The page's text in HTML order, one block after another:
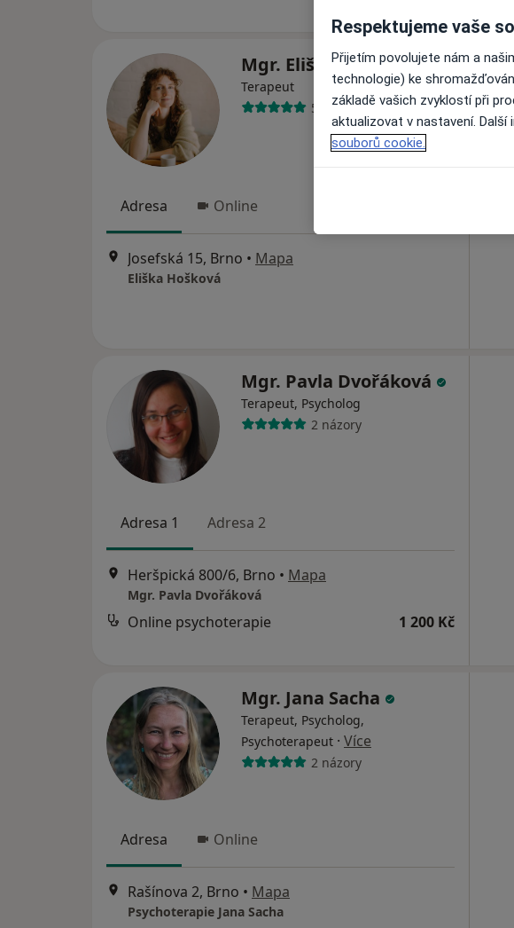
Mgr. Eliška Hošková
Terapeut
5 názorů
Adresa Online
Josefská 15, Brno • Mapa
Eliška Hošková
Mgr. Pavla Dvořáková
Terapeut, Psycholog
2 názory
Adresa 1 Adresa 2
Heršpická 800/6, Brno • Mapa
Mgr. Pavla Dvořáková
Online psychoterapie 1 200 Kč
Mgr. Jana Sacha
Terapeut, Psycholog,
Psychoterapeut · Více
2 názory
Adresa Online
Rašínova 2, Brno • Mapa
Psychoterapie Jana Sacha
Respektujeme vaše
Přijetím povolujete nám a
technologie) ke
základě vašich zvyklostí při
aktualizovat v nastavení.
souborů cookie.